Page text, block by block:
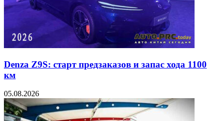
Denza Z9S: старт предзаказов и запас хода 1100
км
05.08.2026